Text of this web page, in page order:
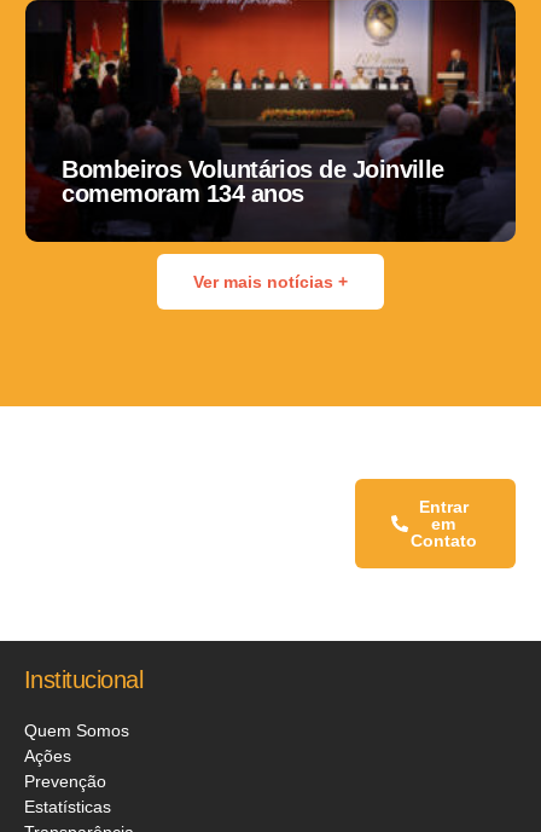
Bombeiros Voluntários de Joinville
comemoram 134 anos
Ver mais notícias +
Entrar
em
Contato
Institucional
Quem Somos
Ações
Prevenção
Estatísticas